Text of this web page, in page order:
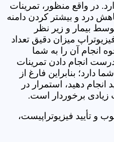
در واقع منظور، تمرینات
درد و بیشتر کردن دامنه
بیمار و زیر نظر
میزان دقیق تعداد
انجام آن را به شما
انجام دادن تمرینات
دارد؛ بنابراین فارغ از
دهید، استمرار در
زیادی برخوردار است.
و تأیید فیزیوتراپیست،